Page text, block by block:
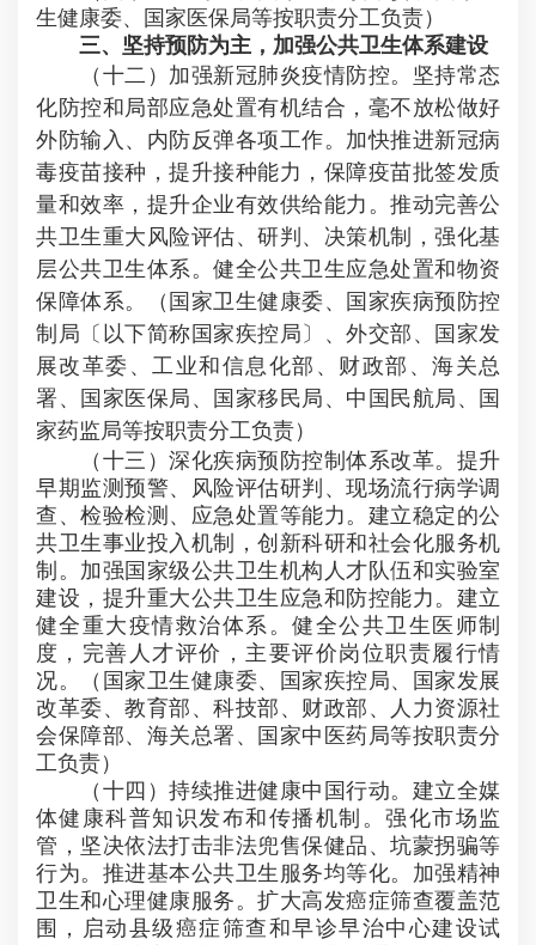
生健康委、国家医保局等按职责分工负责）
三、坚持预防为主，加强公共卫生体系建设
（十二）加强新冠肺炎疫情防控。坚持常态
化防控和局部应急处置有机结合，毫不放松做好
外防输入、内防反弹各项工作。加快推进新冠病
毒疫苗接种，提升接种能力，保障疫苗批签发质
量和效率，提升企业有效供给能力。推动完善公
共卫生重大风险评估、研判、决策机制，强化基
层公共卫生体系。健全公共卫生应急处置和物资
保障体系。（国家卫生健康委、国家疾病预防控
制局〔以下简称国家疾控局〕、外交部、国家发
展改革委、工业和信息化部、财政部、海关总
署、国家医保局、国家移民局、中国民航局、国
家药监局等按职责分工负责）
（十三）深化疾病预防控制体系改革。提升
早期监测预警、风险评估研判、现场流行病学调
查、检验检测、应急处置等能力。建立稳定的公
共卫生事业投入机制，创新科研和社会化服务机
制。加强国家级公共卫生机构人才队伍和实验室
建设，提升重大公共卫生应急和防控能力。建立
健全重大疫情救治体系。健全公共卫生医师制
度，完善人才评价，主要评价岗位职责履行情
况。（国家卫生健康委、国家疾控局、国家发展
改革委、教育部、科技部、财政部、人力资源社
会保障部、海关总署、国家中医药局等按职责分
工负责）
（十四）持续推进健康中国行动。建立全媒
体健康科普知识发布和传播机制。强化市场监
管，坚决依法打击非法兜售保健品、坑蒙拐骗等
行为。推进基本公共卫生服务均等化。加强精神
卫生和心理健康服务。扩大高发癌症筛查覆盖范
围，启动县级癌症筛查和早诊早治中心建设试